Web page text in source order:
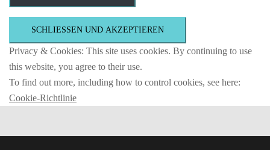
Privacy & Cookies: This site uses cookies. By continuing to use
this website, you agree to their use.
To find out more, including how to control cookies, see here:
Cookie-Richtlinie